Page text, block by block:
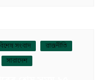
সংবাদ
রাজনীতি
সারাদেশ